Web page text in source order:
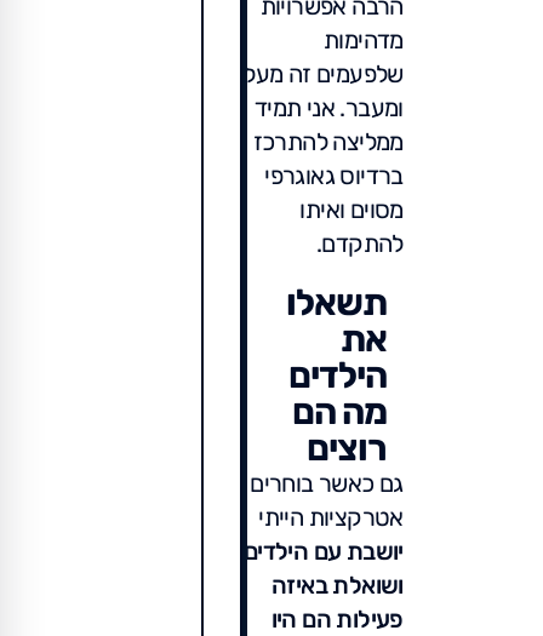
הרבה אפשרויות
מדהימות
שלפעמים זה מעל
ומעבר. אני תמיד
ממליצה להתרכז
ברדיוס גאוגרפי
מסוים ואיתו
להתקדם.
תשאלו
את
הילדים
מה הם
רוצים
גם כאשר בוחרים
אטרקציות הייתי
יושבת עם הילדים
ושואלת באיזה
פעילות הם היו